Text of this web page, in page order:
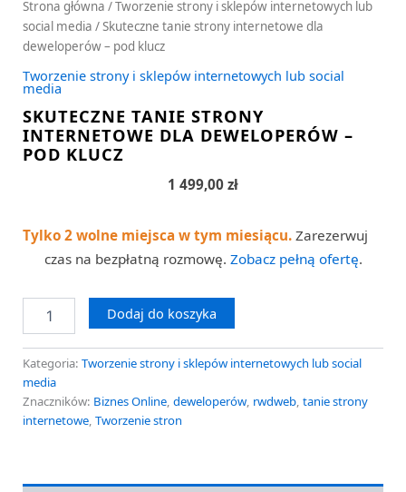
Strona główna /Tworzenie strony i sklepów internetowych lub
social media / Skuteczne tanie strony internetowe dla
deweloperów – pod klucz
Tworzenie strony i sklepów internetowych lub social
media
SKUTECZNE TANIE STRONY
INTERNETOWE DLA DEWELOPERÓW –
POD KLUCZ
1 499,00 zł
Tylko 2 wolne miejsca w tym miesiącu. Zarezerwuj
czas na bezpłatną rozmowę. Zobacz pełną ofertę.
Dodaj do koszyka
Kategoria: Tworzenie strony i sklepów internetowych lub social
media
Znaczników: Biznes Online, deweloperów, rwdweb, tanie strony
internetowe, Tworzenie stron